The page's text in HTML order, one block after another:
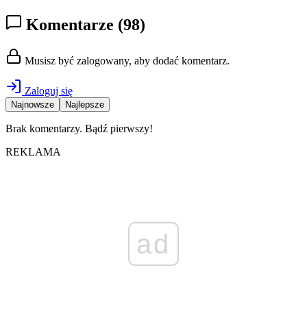
Komentarze (98)
Musisz być zalogowany, aby dodać komentarz.
Zaloguj się
Najnowsze Najlepsze
Brak komentarzy. Bądź pierwszy!
REKLAMA
ad